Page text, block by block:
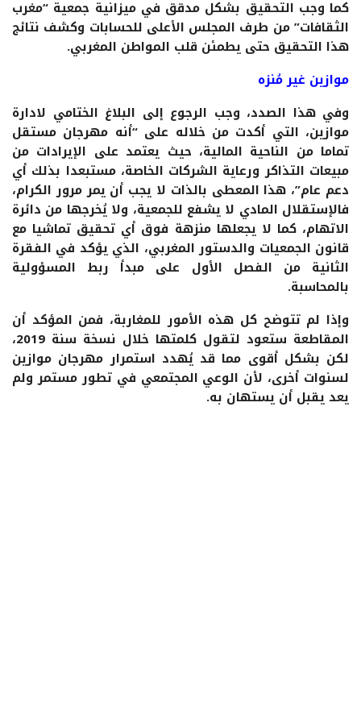
كما وجب التحقيق بشكل مدقق في ميزانية جمعية “مغرب
الثقافات” من طرف المجلس الأعلى للحسابات وكشف نتائج
هذا التحقيق حتى يطمئن قلب المواطن المغربي.
موازين غير مُنزه
وفي هذا الصدد، وجب الرجوع إلى البلاغ الختامي لادارة
موازين، التي أكدت من خلاله على “أنه مهرجان مستقل
تماما من الناحية المالية، حيث يعتمد على الإيرادات من
مبيعات التذاكر ورعاية الشركات الخاصة، مستبعدا بذلك أي
دعم عام”، هذا المعطى بالذات لا يجب أن يمر مرور الكرام،
فالإستقلال المادي لا يشفع للجمعية، ولا يُخرجها من دائرة
الاتهام، كما لا يجعلها منزهة فوق أي تحقيق تماشيا مع
قانون الجمعيات والدستور المغربي، الذي يؤكد في الفقرة
الثانية من الفصل الأول على مبدأ ربط المسؤولية
بالمحاسبة.
وإذا لم تتوضح كل هذه الأمور للمغاربة، فمن المؤكد أن
المقاطعة ستعود لتقول كلمتها خلال نسخة سنة 2019،
لكن بشكل أقوى مما قد يُهدد استمرار مهرجان موازين
لسنوات أخرى، لأن الوعي المجتمعي في تطور مستمر ولم
يعد يقبل أن يستهان به.